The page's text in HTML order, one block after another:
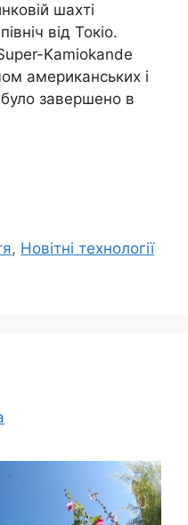
шахті
від Токіо.
Kamiokande
американських і
було завершено в
, Новітні технології